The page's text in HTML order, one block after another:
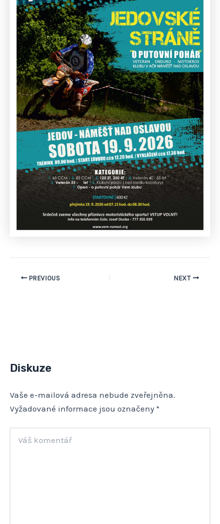
PREVIOUS NEXT
Diskuze
Vaše e-mailová adresa nebude zveřejněna.
Vyžadované informace jsou označeny *
komentář